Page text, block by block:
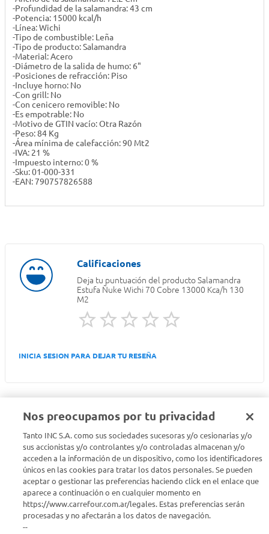
-Profundidad de la salamandra: 43 cm
-Potencia: 15000 kcal/h
-Línea: Wichi
-Tipo de combustible: Leña
-Tipo de producto: Salamandra
-Material: Acero
-Diámetro de la salida de humo: 6"
-Posiciones de refracción: Piso
-Incluye horno: No
-Con grill: No
-Con cenicero removible: No
-Es empotrable: No
-Motivo de GTIN vacío: Otra Razón
-Peso: 84 Kg
-Área mínima de calefacción: 90 Mt2
-IVA: 21 %
-Impuesto interno: 0 %
-Sku: 01-000-331
-EAN: 790757826588
Deja tu puntuación del productoSalamandra
Estufa Ñuke Wichi 70 Cobre 13000 Kca/h 130
M2
INICIA SESION PARA DEJAR TU RESEÑA
Seguinos en :
Estamos para ayudarte
¿Tenés una consulta? Comunicate con nosotrosacá
Descubrí Carrefour
Nos preocupamos por tu privacidad
Tanto INC S.A. como sus sociedades sucesoras y/o cesionarias y/o
sus accionistas y/o controlantes y/o controladas almacenan y/o
acceden a la información de un dispositivo, como los identificadores
únicos en las cookies para tratar los datos personales. Se pueden
aceptar o gestionar las preferencias haciendo click en el enlace que
aparece a continuación o en cualquier momento en
https://www.carrefour.com.ar/legales. Estas preferencias serán
procesadas y no afectarán a los datos de navegación.
--